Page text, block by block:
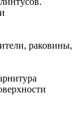
раковины,